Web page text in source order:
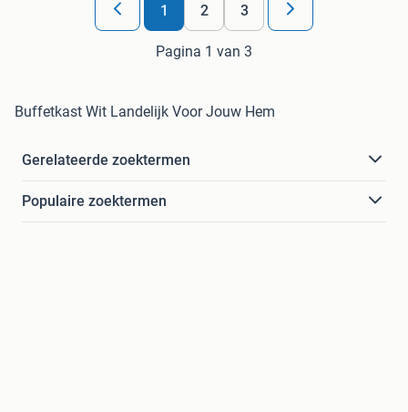
1 2 3
Pagina 1 van 3
Buffetkast Wit Landelijk Voor Jouw Hem
Gerelateerde zoektermen
Populaire zoektermen